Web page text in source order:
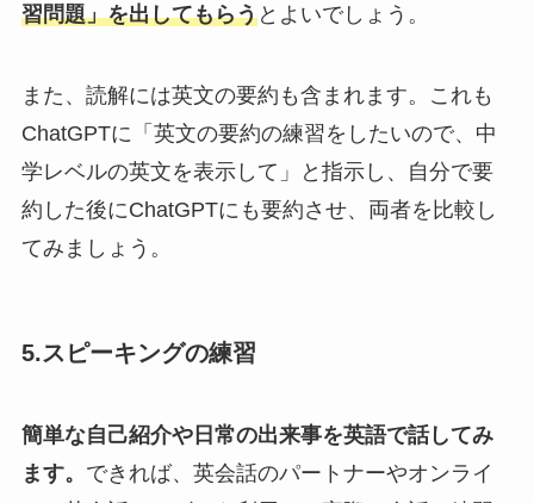
習問題」を出してもらうとよいでしょう。
また、読解には英文の要約も含まれます。これも
ChatGPTに「英文の要約の練習をしたいので、中
学レベルの英文を表示して」と指示し、自分で要
約した後にChatGPTにも要約させ、両者を比較し
てみましょう。
5.スピーキングの練習
簡単な自己紹介や日常の出来事を英語で話してみ
ます。 できれば、英会話のパートナーやオンライ